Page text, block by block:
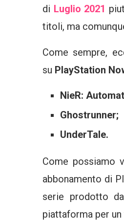
di Luglio 2021
titoli, ma
Come sempre,
su PlayStation
NieR:
Ghostrunner;
UnderTale.
Come possiamo
abbonamento di
serie prodotto da
piattaforma per